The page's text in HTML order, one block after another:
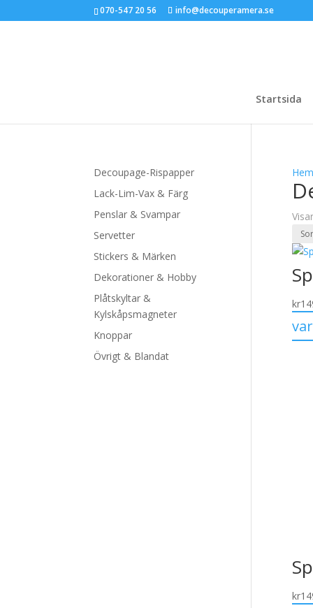
070-547 20 56 info@decouperamera.se
Startsida
Hem
kr
kr
Decoupage-Rispapper
Lack-Lim-Vax & Färg
Penslar & Svampar
Servetter
Stickers & Märken
Dekorationer & Hobby
Plåtskyltar &
Kylskåpsmagneter
Knoppar
Övrigt & Blandat